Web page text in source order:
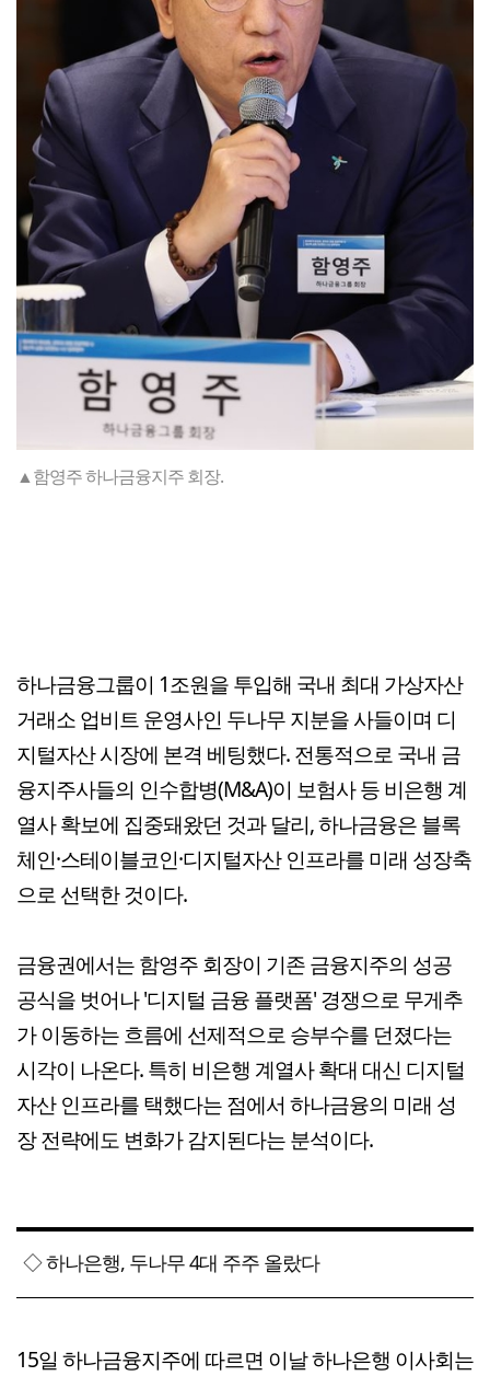
▲함영주 하나금융지주 회장.
하나금융그룹이 1조원을 투입해 국내 최대 가상자산
거래소 업비트 운영사인 두나무 지분을 사들이며 디
지털자산 시장에 본격 베팅했다. 전통적으로 국내 금
융지주사들의 인수합병(M&A)이 보험사 등 비은행 계
열사 확보에 집중돼왔던 것과 달리, 하나금융은 블록
체인·스테이블코인·디지털자산 인프라를 미래 성장축
으로 선택한 것이다.
금융권에서는 함영주 회장이 기존 금융지주의 성공
공식을 벗어나 '디지털 금융 플랫폼' 경쟁으로 무게추
가 이동하는 흐름에 선제적으로 승부수를 던졌다는
시각이 나온다. 특히 비은행 계열사 확대 대신 디지털
자산 인프라를 택했다는 점에서 하나금융의 미래 성
장 전략에도 변화가 감지된다는 분석이다.
◇ 하나은행, 두나무 4대 주주 올랐다
15일 하나금융지주에 따르면 이날 하나은행 이사회는